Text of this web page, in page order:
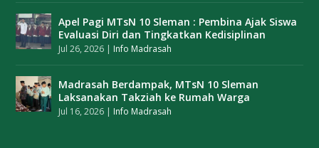
Apel Pagi MTsN 10 Sleman : Pembina Ajak Siswa
Evaluasi Diri dan Tingkatkan Kedisiplinan
Jul 26, 2026 | Info Madrasah
Madrasah Berdampak, MTsN 10 Sleman
Laksanakan Takziah ke Rumah Warga
Jul 16, 2026 | Info Madrasah